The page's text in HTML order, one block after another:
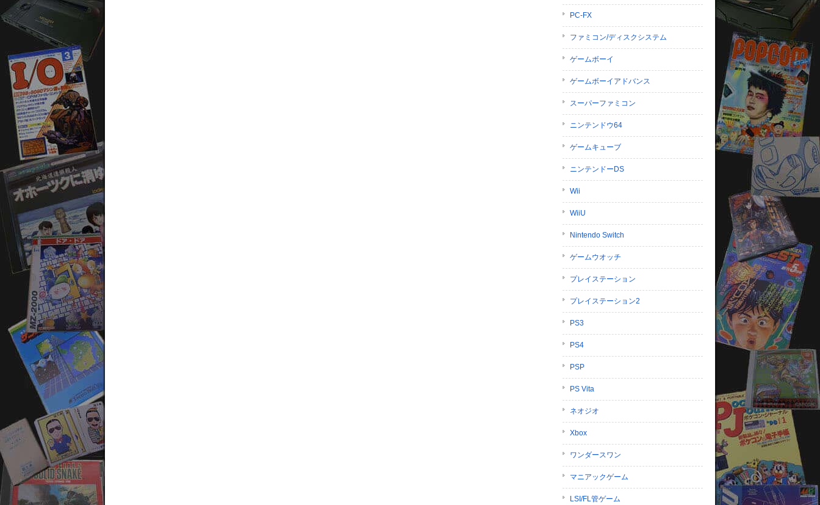
PC-FX
ファミコン/ディスクシステム
ゲームボーイ
ゲームボーイアドバンス
スーパーファミコン
ニンテンドウ64
ゲームキューブ
ニンテンドーDS
Wii
WiiU
Nintendo Switch
ゲームウオッチ
プレイステーション
プレイステーション2
PS3
PS4
PSP
PS Vita
ネオジオ
Xbox
ワンダースワン
マニアックゲーム
LSI/FL管ゲーム